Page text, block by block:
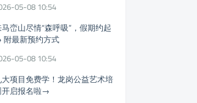
05-08 10:54
峦山尽情“森呼吸”，假期约起
最新预约方式
05-08 10:54
项目免费学！龙岗公益艺术培
开启报名啦→